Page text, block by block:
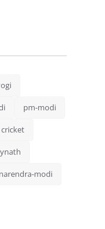
pm-modi
cricket
narendra-modi